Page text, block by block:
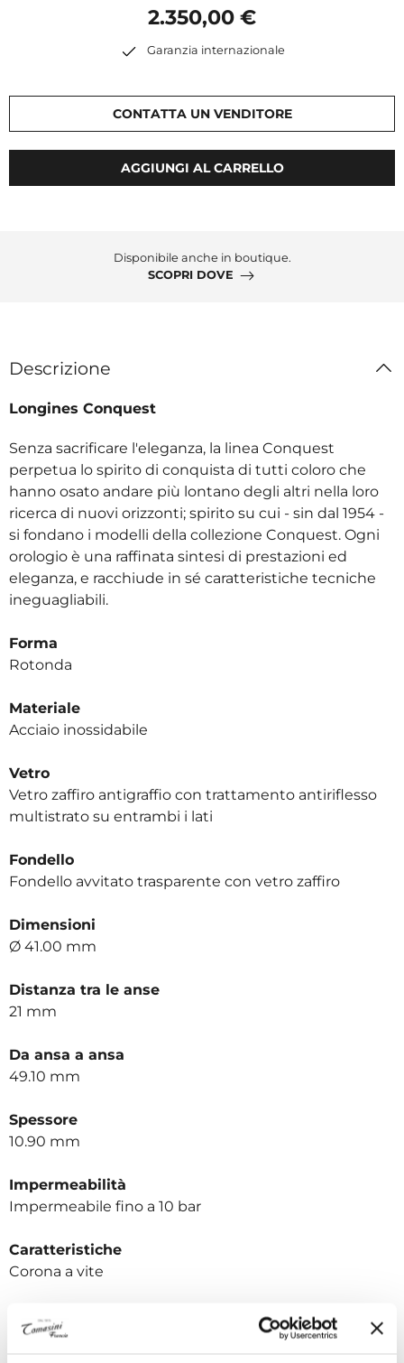
2.350,00 €
Garanzia internazionale
CONTATTA UN VENDITORE
AGGIUNGI AL CARRELLO
Disponibile anche in boutique.
SCOPRI DOVE
Descrizione
Longines Conquest
Senza sacrificare l'eleganza, la linea Conquest
perpetua lo spirito di conquista di tutti coloro che
hanno osato andare più lontano degli altri nella loro
ricerca di nuovi orizzonti; spirito su cui - sin dal 1954 -
si fondano i modelli della collezione Conquest. Ogni
orologio è una raffinata sintesi di prestazioni ed
eleganza, e racchiude in sé caratteristiche tecniche
ineguagliabili.
Forma
Rotonda
Materiale
Acciaio inossidabile
Vetro
Vetro zaffiro antigraffio con trattamento antiriflesso
multistrato su entrambi i lati
Fondello
Fondello avvitato trasparente con vetro zaffiro
Dimensioni
Ø 41.00 mm
Distanza tra le anse
21 mm
Da ansa a ansa
49.10 mm
Spessore
10.90 mm
Impermeabilità
Impermeabile fino a 10 bar
Caratteristiche
Corona a vite
133.8 g